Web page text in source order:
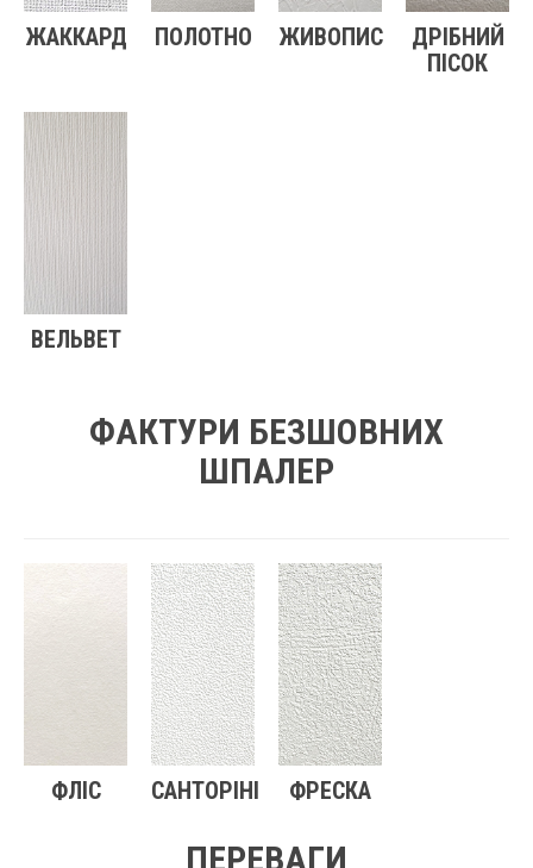
ЖАККАРД ПОЛОТНО ЖИВОПИС
ДРІБНИЙ
ПІСОК
ВЕЛЬВЕТ
ФАКТУРИ БЕЗШОВНИХ
ШПАЛЕР
ФЛІС САНТОРІНІ ФРЕСКА
ПЕРЕВАГИ